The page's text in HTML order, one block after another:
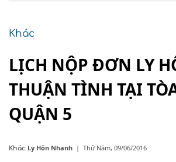
Khác
LỊCH NỘP ĐƠN LY
THUẬN TÌNH TẠI
QUẬN 5
Khác Ly Hôn Nhanh | Thứ Năm, 09/06/2016